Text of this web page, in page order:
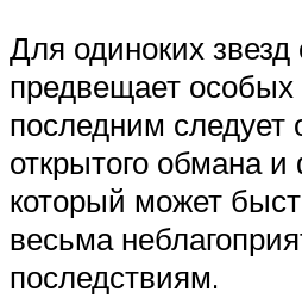
Для одиноких звезд
предвещает
последним следует
открытого обмана и
который может
весьма
последствиям.